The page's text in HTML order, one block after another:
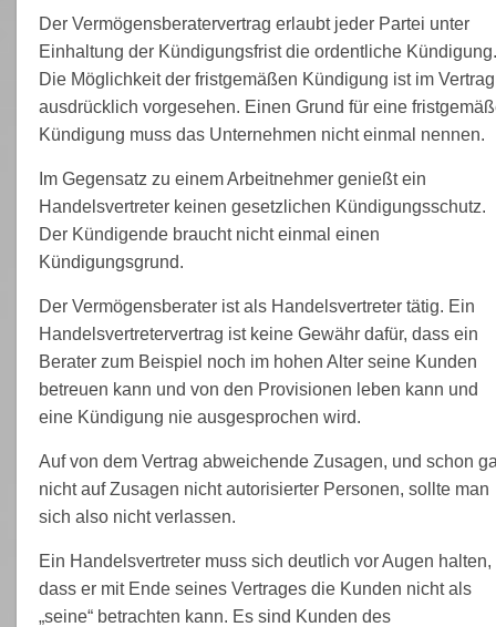
Der Vermögensberatervertrag erlaubt jeder Partei unter
Einhaltung der Kündigungsfrist die ordentliche Kündigung.
Die Möglichkeit der fristgemäßen Kündigung ist im Vertrag
ausdrücklich vorgesehen. Einen Grund für eine
Kündigung muss das Unternehmen nicht einmal nennen.
Im Gegensatz zu einem Arbeitnehmer genießt ein
Handelsvertreter keinen gesetzlichen Kündigungsschutz.
Der Kündigende braucht nicht einmal einen
Kündigungsgrund.
Der Vermögensberater ist als Handelsvertreter tätig. Ein
Handelsvertretervertrag ist keine Gewähr dafür, dass ein
Berater zum Beispiel noch im hohen Alter seine Kunden
betreuen kann und von den Provisionen leben kann und
eine Kündigung nie ausgesprochen wird.
Auf von dem Vertrag abweichende Zusagen, und schon
nicht auf Zusagen nicht autorisierter Personen, sollte man
sich also nicht verlassen.
Ein Handelsvertreter muss sich deutlich vor Augen halten,
dass er mit Ende seines Vertrages die Kunden nicht als
„seine“ betrachten kann. Es sind Kunden des